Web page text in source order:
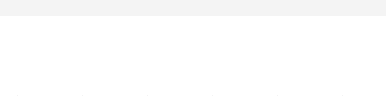
Uzmanlardan Türkiye için uyarı